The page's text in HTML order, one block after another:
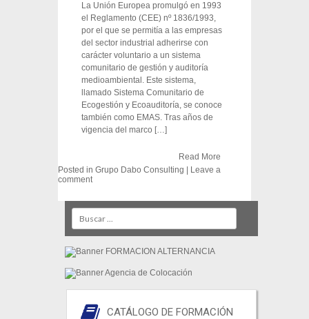
La Unión Europea promulgó en 1993
el Reglamento (CEE) nº 1836/1993,
por el que se permitía a las empresas
del sector industrial adherirse con
carácter voluntario a un sistema
comunitario de gestión y auditoría
medioambiental. Este sistema,
llamado Sistema Comunitario de
Ecogestión y Ecoauditoría, se conoce
también como EMAS. Tras años de
vigencia del marco […]
Read More
Posted in Grupo Dabo Consulting
Leave a
comment
Post navigation
CATÁLOGO DE FORMACIÓN